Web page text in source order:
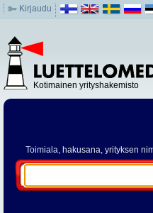
Kirjaudu
Kotimainen yrityshakemisto
Toimiala, hakusana, yrityksen